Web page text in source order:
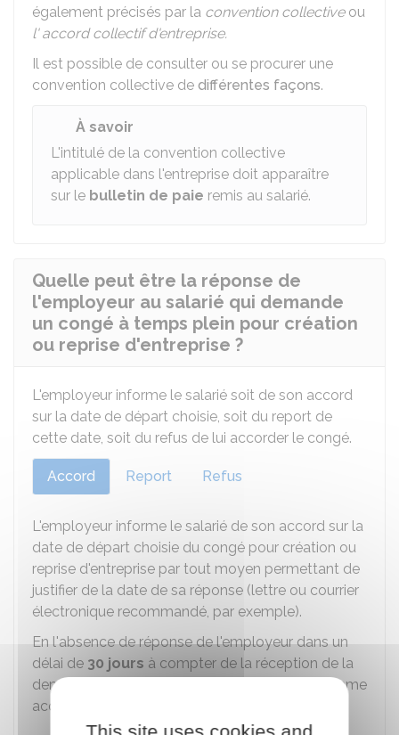
également précisés par la convention collectiveou
l' accord collectif d'entreprise.
Il est possible de consulter ou se procurer une
convention collective de différentes façons.
À savoir
L'intitulé de la convention collective
applicable dans l'entreprise doit apparaître
sur le bulletin de paie remis au salarié.
Quelle peut être la réponse de
l'employeur au salarié qui demande
un congé à temps plein pour création
ou reprise d'entreprise ?
L'employeur informe le salarié soit de son accord
sur la date de départ choisie, soit du report de
cette date, soit du refus de lui accorder le congé.
Accord Report Refus
L'employeur informe le salarié de son accord sur la
date de départ choisie du congé pour création ou
reprise d'entreprise par tout moyen permettant de
justifier de la date de sa réponse (lettre ou courrier
électronique recommandé, par exemple).
En l'absence de réponse de l'employeur dans un
délai de 30 jours à compter de la réception de la
demande du salarié, l'accord est considéré comme
acquis.
This site uses cookies and